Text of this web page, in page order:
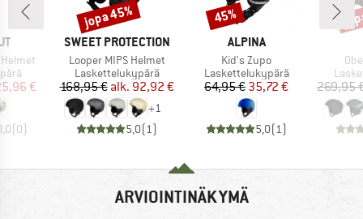
hinta
€
(0)
MERKKI
SWEET PROTECTION
Tuote
Looper MIPS Helmet
Tuoteryhmä
Laskettelukypärä
Hinta
168,95 € Alennettu hinta
alk. 92,92 €
+1
5,0(1)
Alennus
jopa 45%
MERKKI
ALPINA
Tuote
Kid's Zupo
Tuoteryhmä
Laskettelukypärä
Hinta
64,95 €Alennettu hinta
35,72 €
5,0(1)
Alennus
45%
269,95
ARVIOINTINÄKYMÄ